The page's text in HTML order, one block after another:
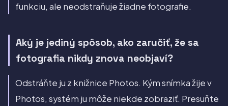
funkciu, ale neodstraňuje žiadne fotografie.
Aký je jediný spôsob, ako zaručiť, že sa
fotografia nikdy znova neobjaví?
Odstráňte ju z knižnice Photos. Kým snímka žije v
Photos, systém ju môže niekde zobraziť. Presuňte